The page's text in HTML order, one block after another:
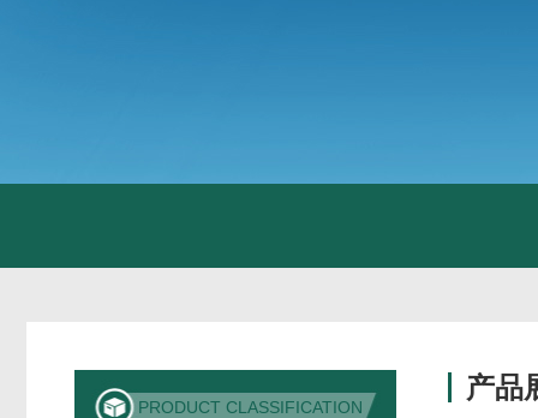
产品
PRODUCT CLASSIFICATION